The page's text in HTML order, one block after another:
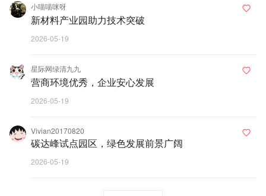
小喵喵咪呀
新材料产业园助力技术突破
2026-05-19
星际网绿清九九
营商环境优秀，企业安心发展
2026-05-19
Vivian20170820
碳达峰试点园区，绿色发展前景广阔
2026-05-19